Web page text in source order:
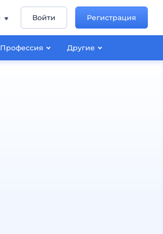
Профессия Другие
Войти Регистрация